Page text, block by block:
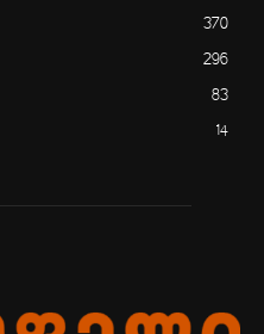
370
296
83
14